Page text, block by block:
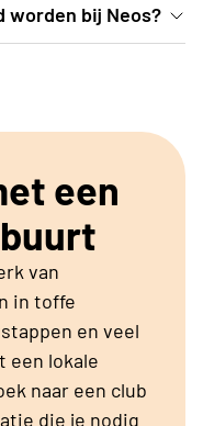
Zoek hiervoor
club in je buurt.
naar een club en
bij Neos?
club. Eerst word
stellen voor
een
van
in toffe
en veel
een lokale
naar een club
die je nodig